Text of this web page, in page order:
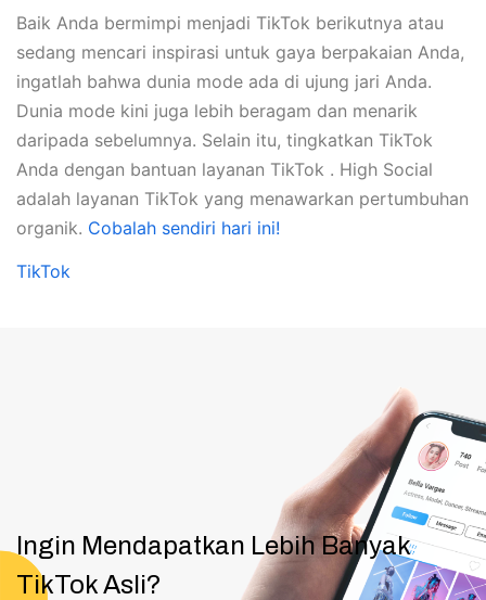
Baik Anda bermimpi menjadi TikTok berikutnya atau
sedang mencari inspirasi untuk gaya berpakaian Anda,
ingatlah bahwa dunia mode ada di ujung jari Anda.
Dunia mode kini juga lebih beragam dan menarik
daripada sebelumnya. Selain itu, tingkatkan TikTok
Anda dengan bantuan layanan TikTok . High Social
adalah layanan TikTok yang menawarkan pertumbuhan
organik. Cobalah sendiri hari ini!
TikTok
Ingin Mendapatkan Lebih Banyak
TikTok Asli?